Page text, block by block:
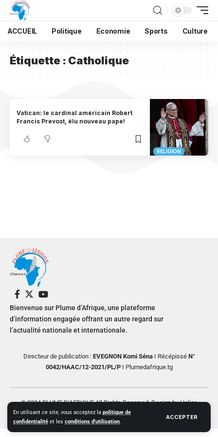
En utilisant ce site, vous acceptez la politique de
confidentialité et les conditions d'utilisation.
ACCEPTER
ACCUEIL Politique Economie Sports Culture
Étiquette : Catholique
RELIGION
Vatican: le cardinal américain Robert
Francis Prevost, élu nouveau pape!
Bienvenue sur Plume d’Afrique, une plateforme
d’information engagée offrant un autre regard sur
l’actualité nationale et internationale.
Directeur de publication : EVEGNON Komi SénaI RécépisséN°
0042/HAAC/12-2021/PL/PI Plumedafrique.tg
© 2024 PLUME D’AFRIQUE All Rights Reserved. Design by Helios
Creative